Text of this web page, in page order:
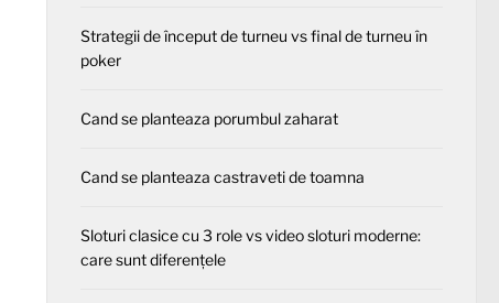
Strategii de început de turneu vs final de turneu în
poker
Cand se planteaza porumbul zaharat
Cand se planteaza castraveti de toamna
Sloturi clasice cu 3 role vs video sloturi moderne:
care sunt diferențele